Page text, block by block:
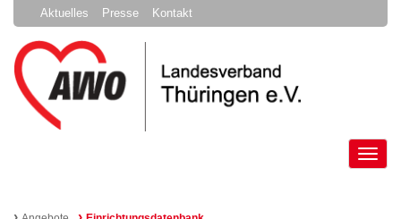
Aktuelles Presse Kontakt